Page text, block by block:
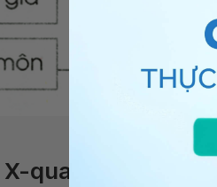
Vị trí
quang đại tràng